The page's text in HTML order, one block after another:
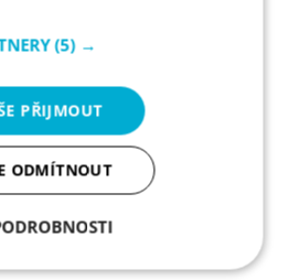
která má ergonomický tvar a
při jejím ovládání. Základem pro
myš je prostor na jejím boku,
vám zejména při
(5) →
PŘIJMOUT
ODMÍTNOUT
Analytika Marketing